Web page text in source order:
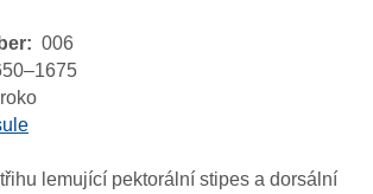
006
lemující pektorální stipes a dorsální